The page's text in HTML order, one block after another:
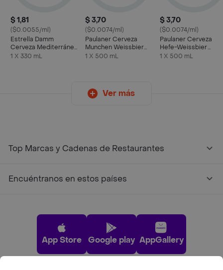
$ 1,81
($0.0055/ml)
Estrella Damm
Cerveza Mediterránea
de Malta y Arroz
1 X 330 mL
$ 3,70
($0.0074/ml)
Paulaner Cerveza
Munchen Weissbier
Munchner Hell
1 X 500 mL
$ 3,70
($0.0074/ml)
Paulaner Cerveza
Hefe-Weissbier
Dunkel
1 X 500 mL
Ver más
Top Marcas y Cadenas de Restaurantes
Encuéntranos en estos países
App Store Google play AppGallery